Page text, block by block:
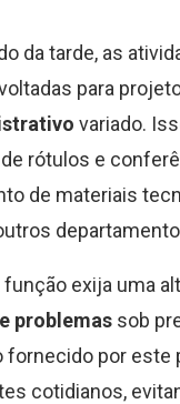
da tarde, as
para
variado.
rótulos e
de materiais
exija uma
problemas sob
por este
cotidianos,